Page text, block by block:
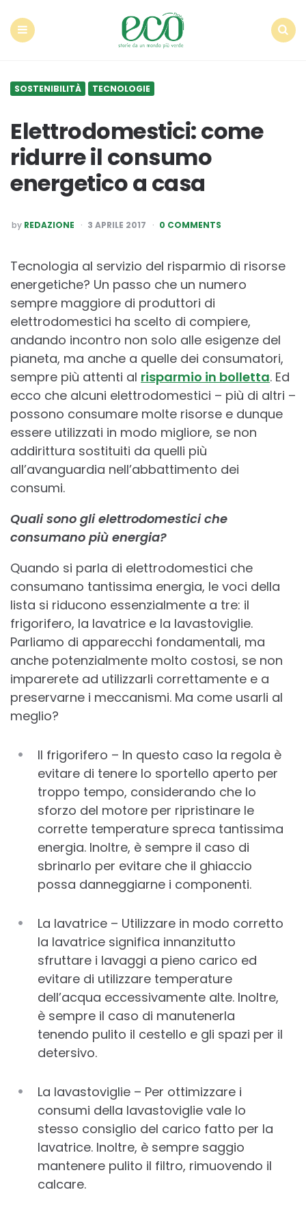
SOSTENIBILITÀ TECNOLOGIE
Elettrodomestici: come
ridurre il consumo
energetico a casa
POSTED
BY
by REDAZIONE 3 APRILE 2017 0 COMMENTS
Tecnologia al servizio del risparmio di risorse
energetiche? Un passo che un numero
sempre maggiore di produttori di
elettrodomestici ha scelto di compiere,
andando incontro non solo alle esigenze del
pianeta, ma anche a quelle dei consumatori,
sempre più attenti al risparmio in bolletta. Ed
ecco che alcuni elettrodomestici – più di altri –
possono consumare molte risorse e dunque
essere utilizzati in modo migliore, se non
addirittura sostituiti da quelli più
all’avanguardia nell’abbattimento dei
consumi.
Quali sono gli elettrodomestici che
consumano più energia?
Quando si parla di elettrodomestici che
consumano tantissima energia, le voci della
lista si riducono essenzialmente a tre: il
frigorifero, la lavatrice e la lavastoviglie.
Parliamo di apparecchi fondamentali, ma
anche potenzialmente molto costosi, se non
imparerete ad utilizzarli correttamente e a
preservarne i meccanismi. Ma come usarli al
meglio?
Il frigorifero – In questo caso la regola è
evitare di tenere lo sportello aperto per
troppo tempo, considerando che lo
sforzo del motore per ripristinare le
corrette temperature spreca tantissima
energia. Inoltre, è sempre il caso di
sbrinarlo per evitare che il ghiaccio
possa danneggiarne i componenti.
La lavatrice – Utilizzare in modo corretto
la lavatrice significa innanzitutto
sfruttare i lavaggi a pieno carico ed
evitare di utilizzare temperature
dell’acqua eccessivamente alte. Inoltre,
è sempre il caso di manutenerla
tenendo pulito il cestello e gli spazi per il
detersivo.
La lavastoviglie – Per ottimizzare i
consumi della lavastoviglie vale lo
stesso consiglio del carico fatto per la
lavatrice. Inoltre, è sempre saggio
mantenere pulito il filtro, rimuovendo il
calcare.